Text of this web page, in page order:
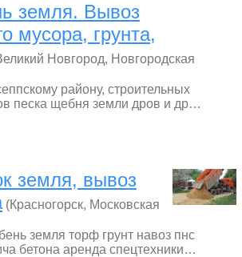
земля. Вывоз
мусора, грунта,
Новгород, Новгородская
району, строительных
песка щебня земли дров и др…
земля, вывоз
(Красногорск, Московская
земля торф грунт навоз пнс
бетона аренда спецтехники…